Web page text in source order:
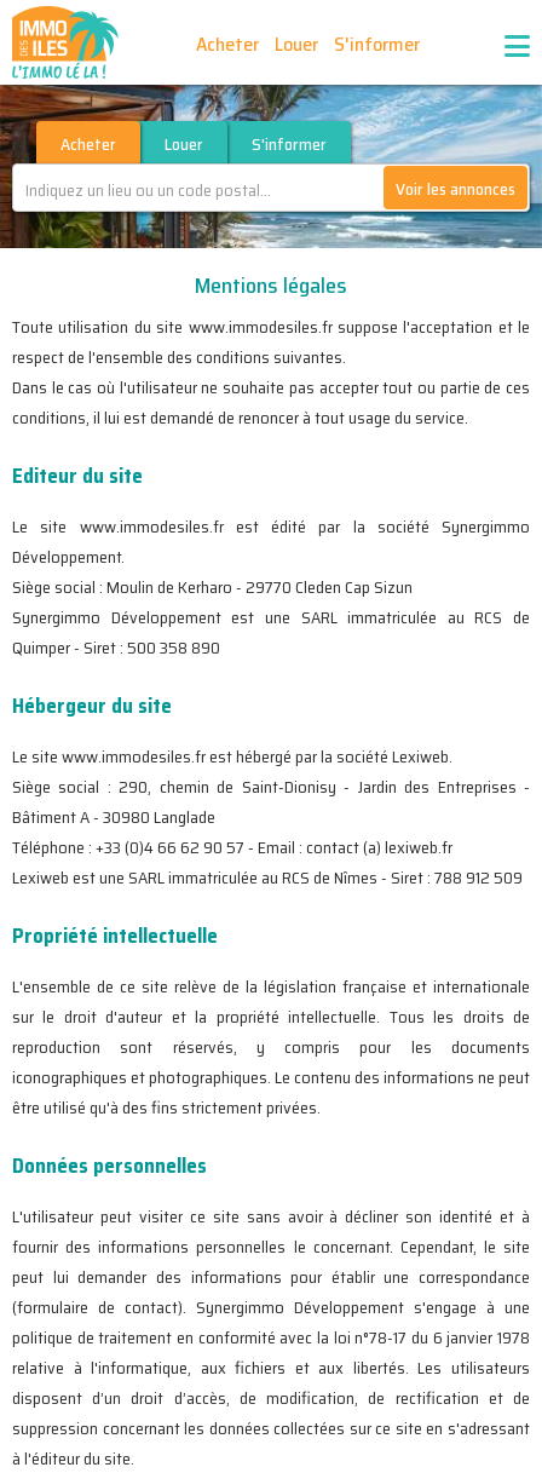
Acheter Louer S'informer
Publiez vos annonces Nos agences partenaires
Nos outils Ma sélection d'annonces
Recrutement Partenaires
Acheter Louer
S'informer
Voir les annonces
Mentions légales
Toute utilisation du site www.immodesiles.fr suppose l'acceptation et le
respect de l'ensemble des conditions suivantes.
Dans le cas où l'utilisateur ne souhaite pas accepter tout ou partie de ces
conditions, il lui est demandé de renoncer à tout usage du service.
Editeur du site
Le site www.immodesiles.fr est édité par la société Synergimmo
Développement.
Siège social : Moulin de Kerharo - 29770 Cleden Cap Sizun
Synergimmo Développement est une SARL immatriculée au RCS de
Quimper - Siret : 500 358 890
Hébergeur du site
Le site www.immodesiles.fr est hébergé par la société Lexiweb.
Siège social : 290, chemin de Saint-Dionisy - Jardin des Entreprises -
Bâtiment A - 30980 Langlade
Téléphone : +33 (0)4 66 62 90 57 - Email : contact (a) lexiweb.fr
Lexiweb est une SARL immatriculée au RCS de Nîmes - Siret : 788 912 509
Propriété intellectuelle
L'ensemble de ce site relève de la législation française et internationale
sur le droit d'auteur et la propriété intellectuelle. Tous les droits de
reproduction sont réservés, y compris pour les documents
iconographiques et photographiques. Le contenu des informations ne peut
être utilisé qu'à des fins strictement privées.
Données personnelles
L'utilisateur peut visiter ce site sans avoir à décliner son identité et à
fournir des informations personnelles le concernant. Cependant, le site
peut lui demander des informations pour établir une correspondance
(formulaire de contact). Synergimmo Développement s'engage à une
politique de traitement en conformité avec la loi n°78-17 du 6 janvier 1978
relative à l'informatique, aux fichiers et aux libertés. Les utilisateurs
disposent d’un droit d’accès, de modification, de rectification et de
suppression concernant les données collectées sur ce site en s'adressant
à l'éditeur du site.